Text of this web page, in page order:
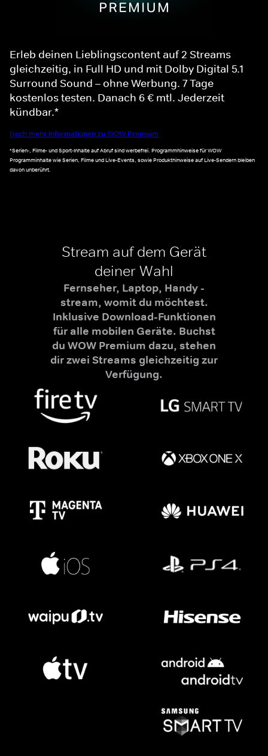
Erleb deinen Lieblingscontent auf 2 Streams
gleichzeitig, in Full HD und mit Dolby Digital 5.1
Surround Sound – ohne Werbung. 7 Tage
kostenlos testen. Danach 6 € mtl. Jederzeit
kündbar.*
Noch mehr Informationen zu WOW Premium
*Serien-, Filme- und Sport-Inhalte auf Abruf sind werbefrei. Programmhinweise für WOW
Programminhalte wie Serien, Filme und Live-Events, sowie Produkthinweise auf Live-Sendern bleiben
davon unberührt.
Stream auf dem Gerät
deiner Wahl
Fernseher, Laptop, Handy -
stream, womit du möchtest.
Inklusive Download-Funktionen
für alle mobilen Geräte. Buchst
du WOW Premium dazu, stehen
dir zwei Streams gleichzeitig zur
Verfügung.